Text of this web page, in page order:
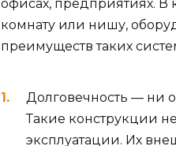
офисах, предприятиях. В
комнату или нишу,
преимуществ таких
Долговечность — ни
Такие конструкции
эксплуатации. Их